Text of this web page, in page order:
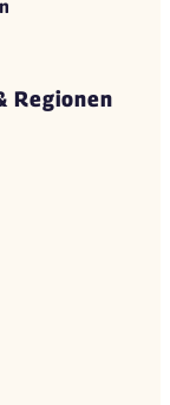
Regionen